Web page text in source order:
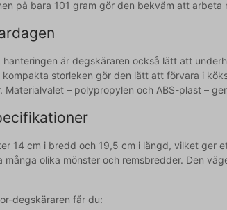
på bara 101 gram gör den bekväm att
hanteringen är degskäraren också lätt att
kompakta storleken gör den lätt att förvara i
Materialvalet – polypropylen och ABS-plast –
14 cm i bredd och 19,5 cm i längd, vilket
många olika mönster och remsbredder. Den
degskäraren får du: